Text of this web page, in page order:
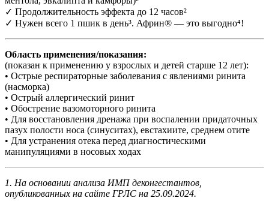
✓ Продолжительность эффекта до 12 часов²
✓ Нужен всего 1 пшик в день³. Африн® — это выгодно⁴!
Область применения/показания:
(показан к применению у взрослых и детей старше 12 лет):
• Острые респираторные заболевания с явлениями ринита
(насморка)
• Острый аллергический ринит
• Обострение вазомоторного ринита
• Для восстановления дренажа при воспалении придаточных
пазух полости носа (синуситах), евстахиите, среднем отите
• Для устранения отека перед диагностическими
манипуляциями в носовых ходах
1. На основании анализа ИМП деконгестантов,
опубликованных на сайте ГРЛС на 25.09.2024.